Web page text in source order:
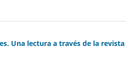
Una lectura a través de la